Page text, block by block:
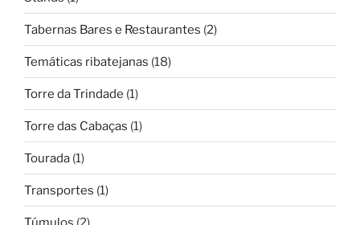
Tabernas Bares e Restaurantes (2)
Temáticas ribatejanas (18)
Torre da Trindade (1)
Torre das Cabaças (1)
Tourada (1)
Transportes (1)